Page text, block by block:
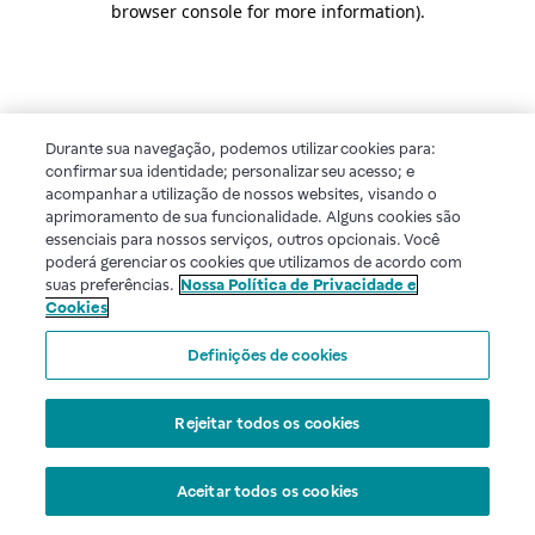
browser console for more information).
Durante sua navegação, podemos utilizar cookies para:
confirmar sua identidade; personalizar seu acesso; e
acompanhar a utilização de nossos websites, visando o
aprimoramento de sua funcionalidade. Alguns cookies são
essenciais para nossos serviços, outros opcionais. Você
poderá gerenciar os cookies que utilizamos de acordo com
suas preferências. Nossa Política de Privacidade e
Cookies
Definições de cookies
Rejeitar todos os cookies
Aceitar todos os cookies